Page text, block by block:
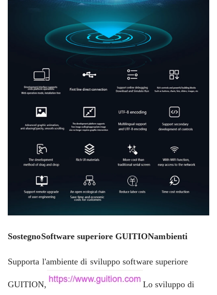
SostegnoSoftware superiore GUITIONambienti
Supporta l'ambiente di sviluppo software superiore
GUITION,
Lo sviluppo di